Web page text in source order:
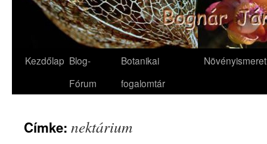
Kezdőlap Blog-
Fórum
Botanikai
fogalomtár
Növényismeret
Címke: nektárium